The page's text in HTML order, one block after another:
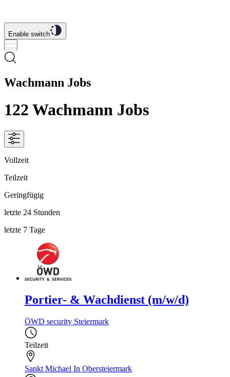
Enable switch
Wachmann Jobs
122 Wachmann Jobs
Vollzeit
Teilzeit
Geringfügig
letzte 24 Stunden
letzte 7 Tage
Portier- & Wachdienst (m/w/d)
ÖWD security Steiermark
Teilzeit
Sankt Michael In Obersteiermark